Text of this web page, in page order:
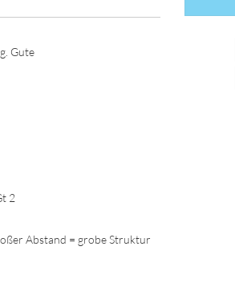
Gute
2
Abstand = grobe Struktur